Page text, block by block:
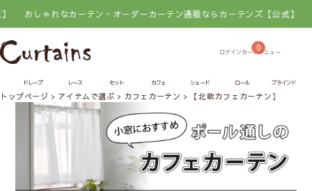
れなカーテン・オーダーカーテン通販ならカーテンズ【公式】 おしゃれ
0
ドレープ レース セット カフェ シェード ロール ブラインド
トップページ アイテムで選ぶ カフェカーテン 【北欧カフェカーテン】シエナ